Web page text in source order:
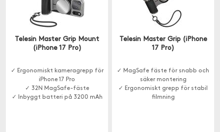
Telesin Master Grip Mount
(iPhone 17 Pro)
✓ Ergonomiskt kameragrepp för
iPhone 17 Pro
✓ 32N MagSafe-fäste
✓ Inbyggt batteri på 3200 mAh
Telesin Master Grip (iPhone
17 Pro)
✓ MagSafe fäste för snabb och
säker montering
✓ Ergonomiskt grepp för stabil
filmning